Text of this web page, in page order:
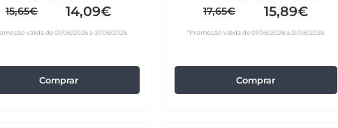
15,65€ 14,09€
válida de 01/08/2026 a 31/08/2026
Comprar
17,65€ 15,89€
*Promoção válida de 01/08/2026 a 31/08/2026
Comprar